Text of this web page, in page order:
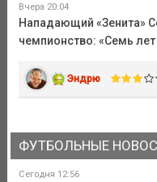
Вчера 20:04
Нападающий «Зенита»
чемпионство: «Семь
Эндрю
ФУТБОЛЬНЫЕ
Сегодня 12:56